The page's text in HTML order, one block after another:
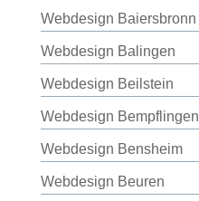
Webdesign Baiersbronn
Webdesign Balingen
Webdesign Beilstein
Webdesign Bempflingen
Webdesign Bensheim
Webdesign Beuren